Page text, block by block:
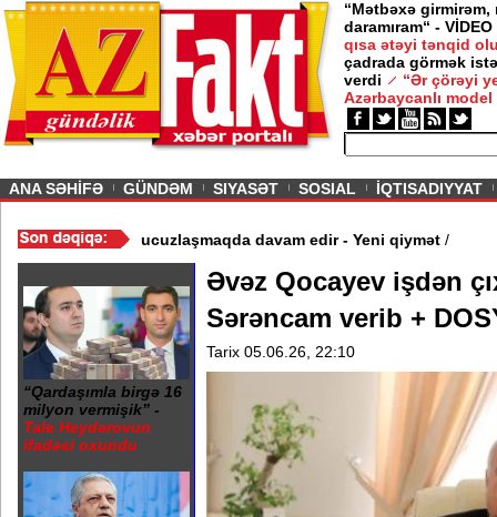
“Mətbəxə girmirəm,
daramıram“ - VİDEO
qısa ətəyi tənqid
çadrada görmək
verdi
“Ər çörəyi
Azərbaycanlı model
ANA SƏHİFƏ GÜNDƏM SIYASƏT SOSIAL İQTISADIYYAT
- Video/Azərbaycan nefti ucuzlaşmaqda davam edir - Yeni
“Qardaşımla birgə 16
milyon vermişik” -
Tale Heydərovun
ifadəsi oxundu
Əvəz Qocayev işdən
Sərəncam verib +
Tarix 05.06.26, 22:10